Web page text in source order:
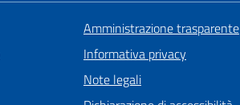
Amministrazione trasparente
Informativa privacy
Note legali